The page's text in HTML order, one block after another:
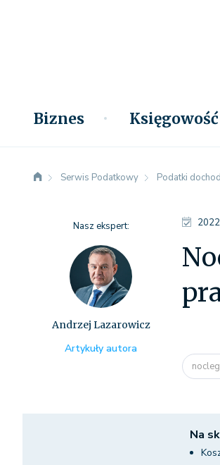
Biznes Księgowość
Serwis Podatkowy Podatki
Nasz ekspert:
Andrzej Lazarowicz
Artykuły autora
Na